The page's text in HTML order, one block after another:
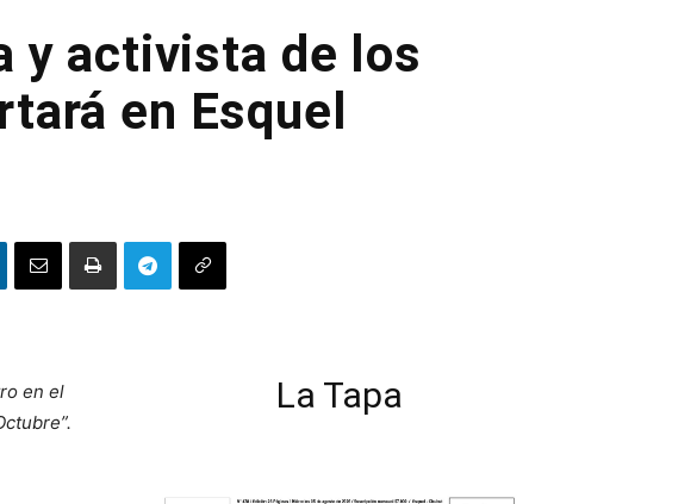
y activista de los
en Esquel
en el
La Tapa